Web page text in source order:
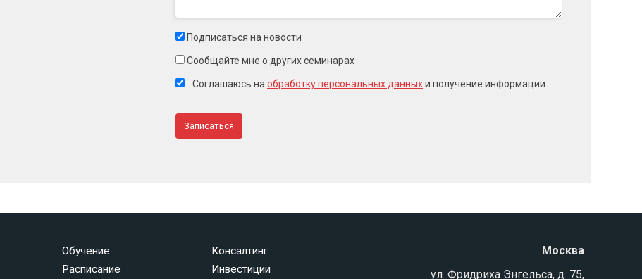
Подписаться на новости
Сообщайте мне о других семинарах
Соглашаюсь на обработку персональных данныхи получение информации.
Обучение
Расписание
Консалтинг
Инвестиции
Москва
ул. Фридриха Энгельса, д. 75,